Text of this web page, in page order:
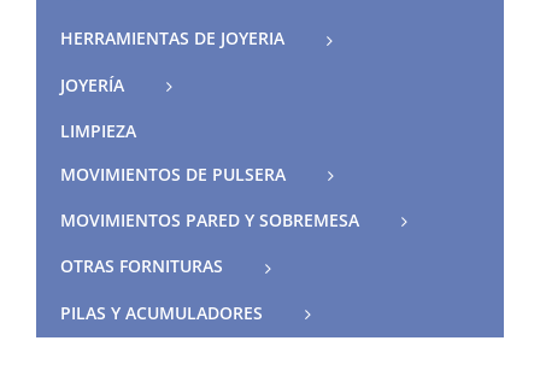
HERRAMIENTAS DE JOYERIA
JOYERÍA
LIMPIEZA
MOVIMIENTOS DE PULSERA
MOVIMIENTOS PARED Y SOBREMESA
OTRAS FORNITURAS
PILAS Y ACUMULADORES